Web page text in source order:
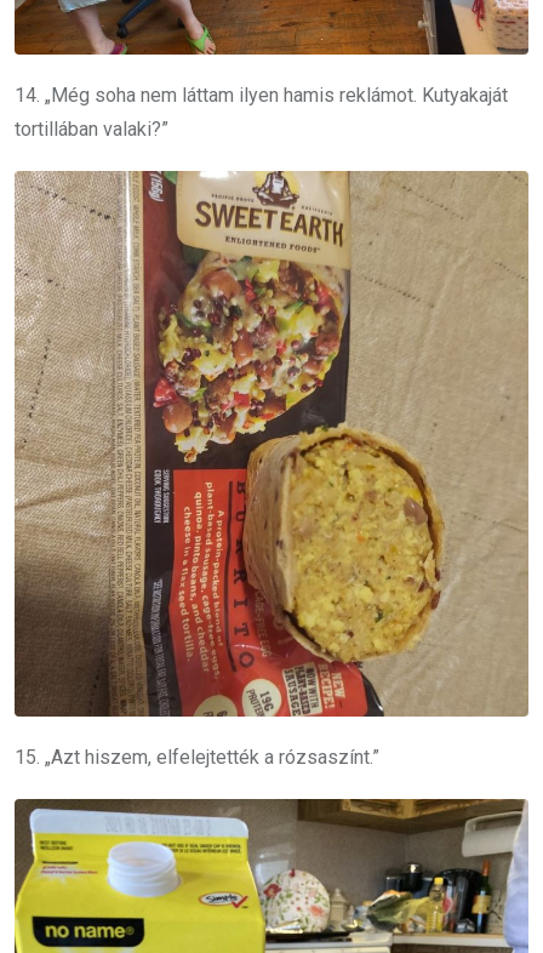
14. „Még soha nem láttam ilyen hamis reklámot. Kutyakaját
tortillában valaki?”
15. „Azt hiszem, elfelejtették a rózsaszínt.”